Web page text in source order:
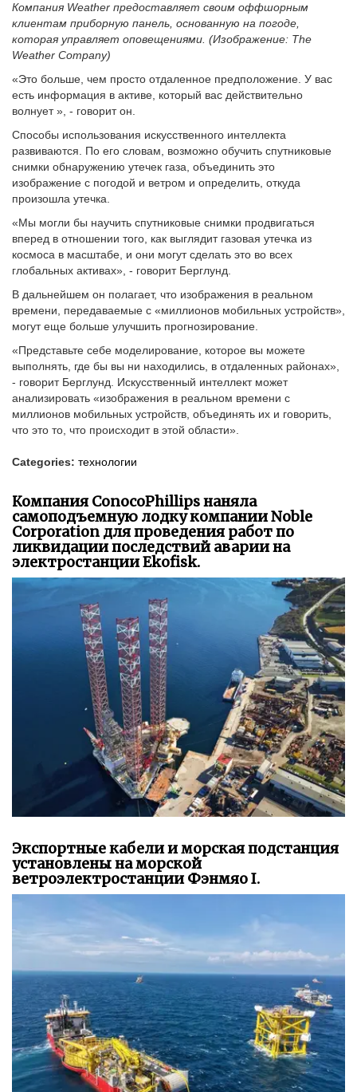
Компания Weather предоставляет своим оффшорным
клиентам приборную панель, основанную на погоде,
которая управляет оповещениями. (Изображение: The
Weather Company)
«Это больше, чем просто отдаленное предположение. У вас
есть информация в активе, который вас действительно
волнует », - говорит он.
Способы использования искусственного интеллекта
развиваются. По его словам, возможно обучить спутниковые
снимки обнаружению утечек газа, объединить это
изображение с погодой и ветром и определить, откуда
произошла утечка.
«Мы могли бы научить спутниковые снимки продвигаться
вперед в отношении того, как выглядит газовая утечка из
космоса в масштабе, и они могут сделать это во всех
глобальных активах», - говорит Берглунд.
В дальнейшем он полагает, что изображения в реальном
времени, передаваемые с «миллионов мобильных устройств»,
могут еще больше улучшить прогнозирование.
«Представьте себе моделирование, которое вы можете
выполнять, где бы вы ни находились, в отдаленных районах»,
- говорит Берглунд. Искусственный интеллект может
анализировать «изображения в реальном времени с
миллионов мобильных устройств, объединять их и говорить,
что это то, что происходит в этой области».
Categories: технологии
Компания ConocoPhillips наняла
самоподъемную лодку компании Noble
Corporation для проведения работ по
ликвидации последствий аварии на
электростанции Ekofisk.
Экспортные кабели и морская подстанция
установлены на морской
ветроэлектростанции Фэнмяо I.